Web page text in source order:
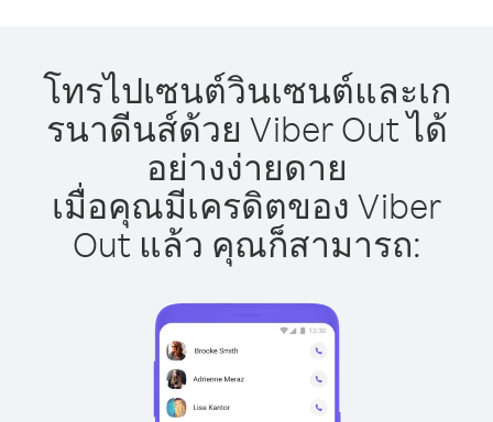
โทรไปเซนต์วินเซนต์และเก
รนาดีนส์ด้วย Viber Out ได้
อย่างง่ายดาย
เมื่อคุณมีเครดิตของ Viber
Out แล้ว คุณก็สามารถ: